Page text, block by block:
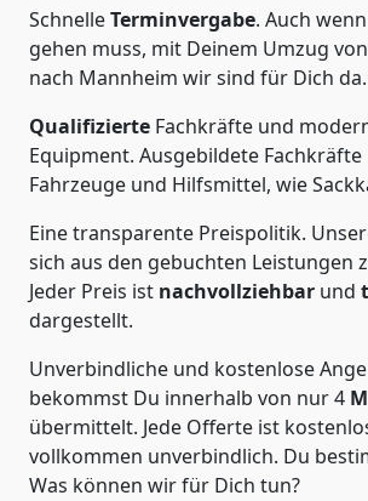
SchnelleTerminvergabe. Auch
gehen muss, mit Deinem Umzug
nach Mannheim wir sind für Dich da.
Qualifizierte Fachkräfte und
Equipment. Ausgebildete
Fahrzeuge und Hilfsmittel, wie
Eine transparente Preispolitik.
sich aus den gebuchten Leistungen
Jeder Preis ist nachvollziehbar und
dargestellt.
Unverbindliche und kostenlose
bekommst Du innerhalb von nur4
übermittelt. Jede Offerte ist
vollkommen unverbindlich. Du
Was können wir für Dich tun?